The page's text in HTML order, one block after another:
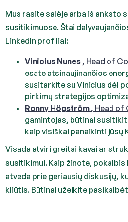
Mus rasite salėje arba iš anksto
susitikimuose. Štai
LinkedIn profiliai:
Vinicius Nunes , Head of
esate atsinaujinančios
susitarkite su Vinicius dėl
pirkimų strategijos
Ronny Högström , Head of
gamintojas, būtinai
kaip visiškai panaikinti jūsų
Visada atviri greitai kavai ar
susitikimui. Kaip žinote,
atveda prie geriausių diskusijų,
kliūtis. Būtinai užeikite